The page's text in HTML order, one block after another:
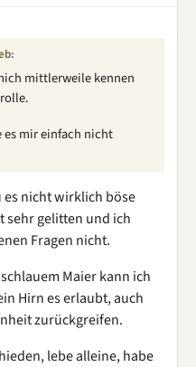
mittlerweile kennen
mir einfach nicht
es nicht wirklich böse
sehr gelitten und ich
Fragen nicht.
Maier kann ich
Hirn es erlaubt, auch
zurückgreifen.
lebe alleine, habe